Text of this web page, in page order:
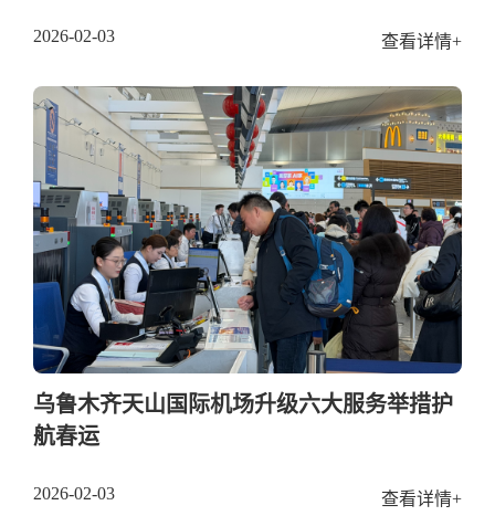
2026-02-03 查看详情+
乌鲁木齐天山国际机场升级六大服务举措护
航春运
2026-02-03 查看详情+